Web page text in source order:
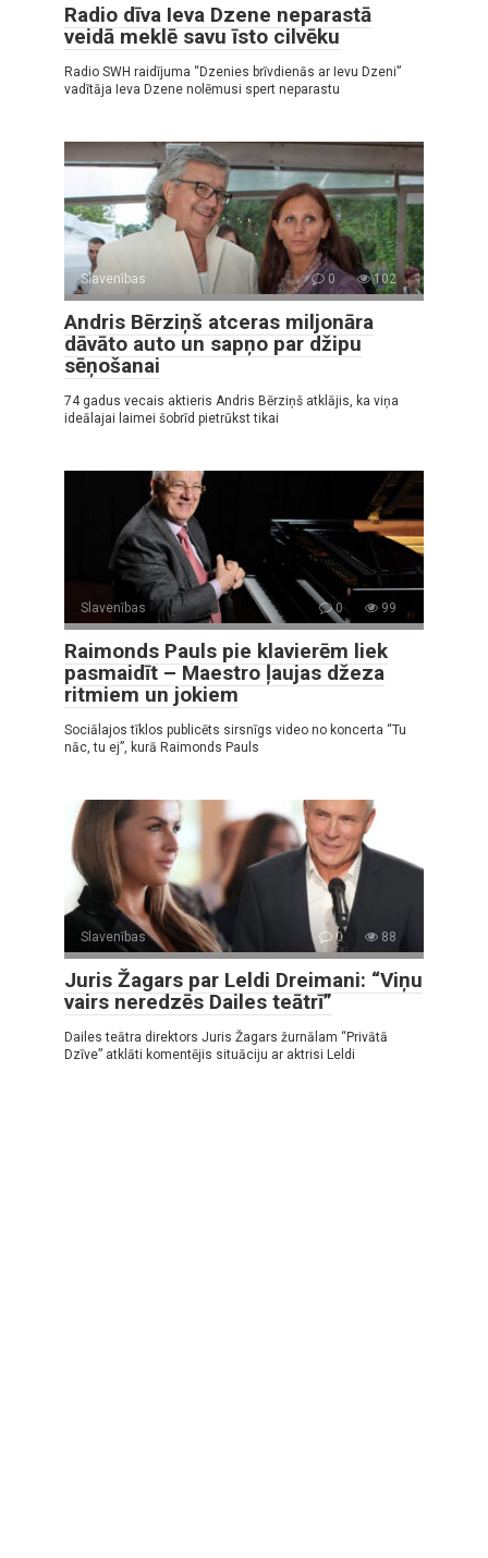
Radio dīva Ieva Dzene neparastā
veidā meklē savu īsto cilvēku
Radio SWH raidījuma “Dzenies brīvdienās ar Ievu Dzeni”
vadītāja Ieva Dzene nolēmusi spert neparastu
Slavenības 0 102
Andris Bērziņš atceras miljonāra
dāvāto auto un sapņo par džipu
sēņošanai
74 gadus vecais aktieris Andris Bērziņš atklājis, ka viņa
ideālajai laimei šobrīd pietrūkst tikai
Slavenības 0 99
Raimonds Pauls pie klavierēm liek
pasmaidīt – Maestro ļaujas džeza
ritmiem un jokiem
Sociālajos tīklos publicēts sirsnīgs video no koncerta “Tu
nāc, tu ej”, kurā Raimonds Pauls
Slavenības 0 88
Juris Žagars par Leldi Dreimani: “Viņu
vairs neredzēs Dailes teātrī”
Dailes teātra direktors Juris Žagars žurnālam “Privātā
Dzīve” atklāti komentējis situāciju ar aktrisi Leldi